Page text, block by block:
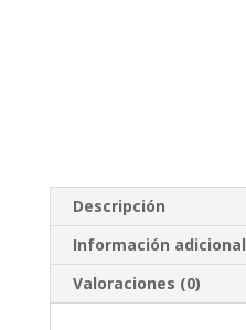
Descripción
Información adicional
Valoraciones (0)